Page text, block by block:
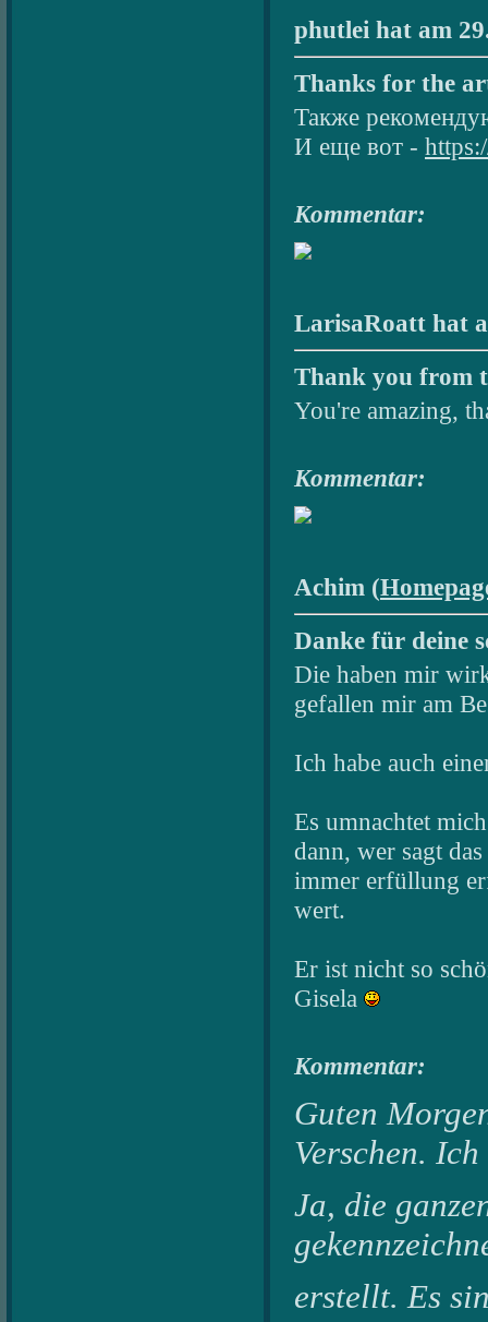
phutlei hat am
Thanks for the
Также
И еще вот -
Kommentar:
LarisaRoatt hat
Thank you from
You're amazing,
Kommentar:
Achim (
Danke für deine
Die haben mir
gefallen mir am
Ich habe auch
Es umnachtet
dann, wer sagt
immer erfüllung
wert.
Er ist nicht so
Gisela
Kommentar:
Guten
Verschen.
Ja, die
erstellt. Es